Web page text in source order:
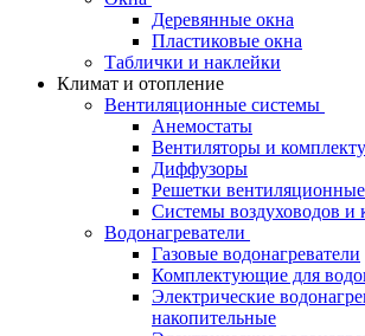
Деревянные окна
Пластиковые окна
Таблички и наклейки
Климат и отопление
Вентиляционные системы
Анемостаты
Вентиляторы и
Диффузоры
Решетки
Системы воздуховодов
Водонагреватели
Газовые водонагреватели
Комплектующие для
Электрические
накопительные